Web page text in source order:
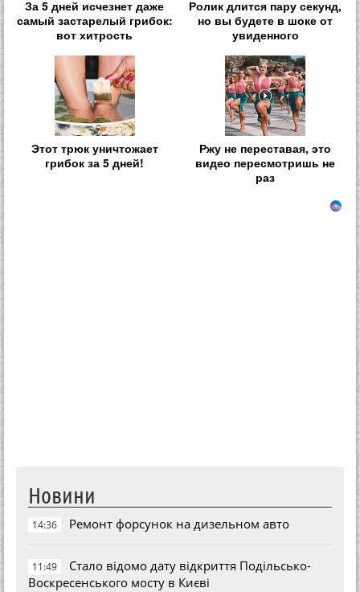
За 5 дней исчезнет даже
самый застарелый грибок:
вот хитрость
Ролик длится пару секунд,
но вы будете в шоке от
увиденного
Этот трюк уничтожает
грибок за 5 дней!
Ржу не переставая, это
видео пересмотришь не
раз
Новини
14:36 Ремонт форсунок на дизельном авто
11:49
Стало відомо дату відкриття Подільсько-
Воскресенського мосту в Києві